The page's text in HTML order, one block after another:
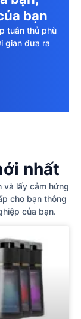
bạn
tuân thủ phù
gian đưa ra
nhất
và lấy cảm hứng
cho bạn thông
của bạn.